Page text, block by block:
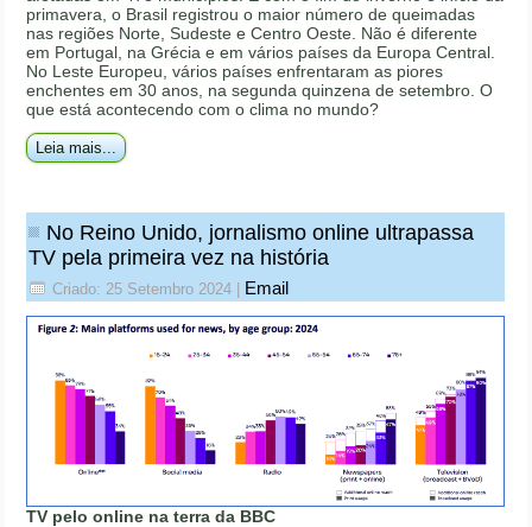
primavera, o Brasil registrou o maior número de queimadas
nas regiões Norte, Sudeste e Centro Oeste. Não é diferente
em Portugal, na Grécia e em vários países da Europa Central.
No Leste Europeu, vários países enfrentaram as piores
enchentes em 30 anos, na segunda quinzena de setembro. O
que está acontecendo com o clima no mundo?
Leia mais...
No Reino Unido, jornalismo online ultrapassa
TV pela primeira vez na história
Criado: 25 Setembro 2024 Email
TV pelo online na terra da BBC